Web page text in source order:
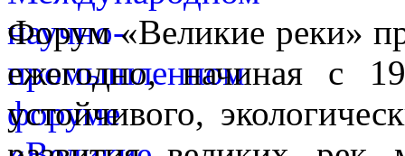
Форум «Великие реки»
ежегодно, начиная с
устойчивого,